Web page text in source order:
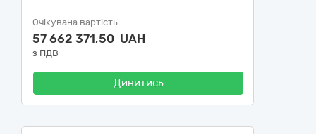
Очікувана вартість
57 662 371,50 UAH
з ПДВ
Дивитись